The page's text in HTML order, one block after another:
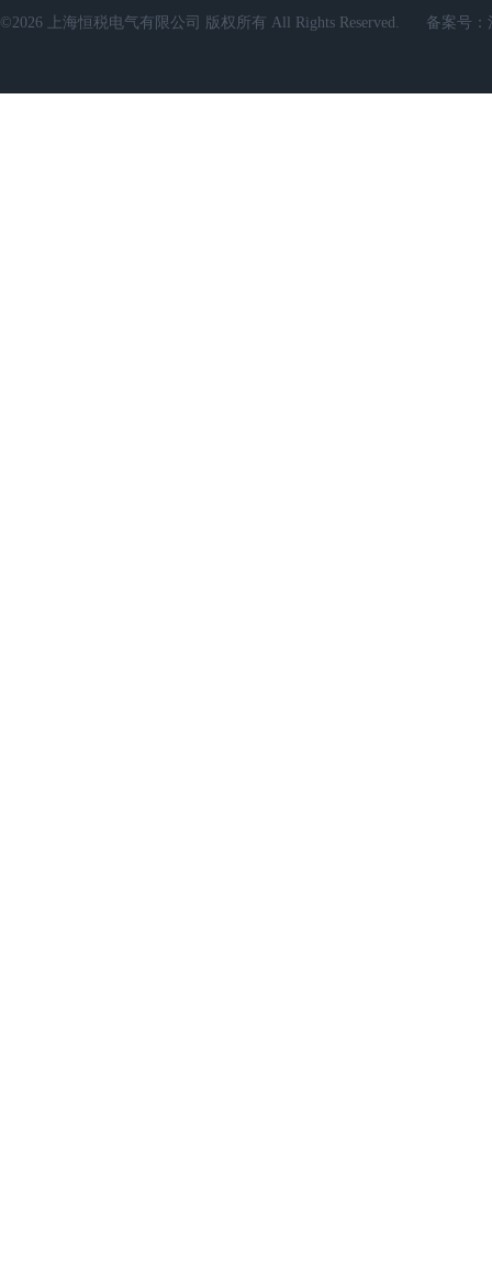
©2026 上海恒税电气有限公司 版权所有 All Rights Reserved. 备案号：